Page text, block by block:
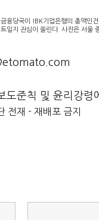
금융당국이 IBK기업은행의 총액인
트일지 관심이 쏠린다. 사진은 서울
도준칙 및 윤리강령
전재 - 재배포 금지